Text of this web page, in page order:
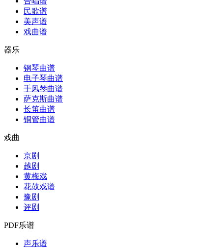
民歌谱
美声谱
戏曲谱
器乐
钢琴曲谱
电子琴曲谱
手风琴曲谱
萨克斯曲谱
长笛曲谱
铜管曲谱
戏曲
京剧
越剧
黄梅戏
花鼓戏谱
豫剧
评剧
PDF乐谱
声乐谱